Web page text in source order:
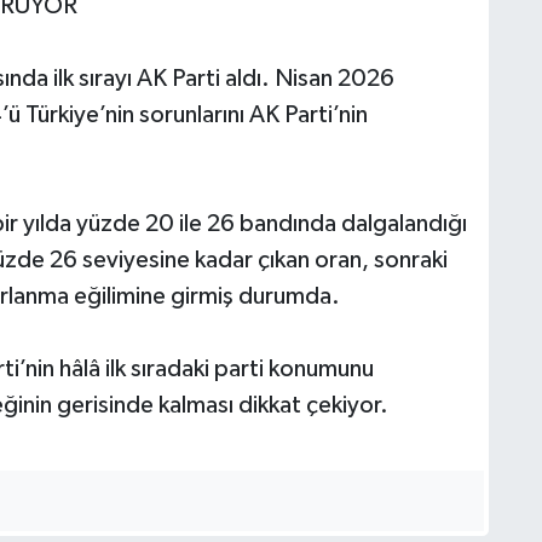
ilk sırayı AK Parti aldı. Nisan 2026
Türkiye’nin sorunlarını AK Parti’nin
yılda yüzde 20 ile 26 bandında dalgalandığı
26 seviyesine kadar çıkan oran, sonraki
eğilimine girmiş durumda.
hâlâ ilk sıradaki parti konumunu
gerisinde kalması dikkat çekiyor.